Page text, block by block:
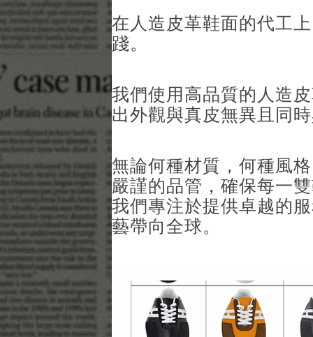
在人造皮革鞋面的代工
踐。
我們使用高品質的人造
出外觀與真皮無異且同
無論何種材質，何種風
嚴謹的品管，確保每一
我們專注於提供卓越的
藝帶向全球。